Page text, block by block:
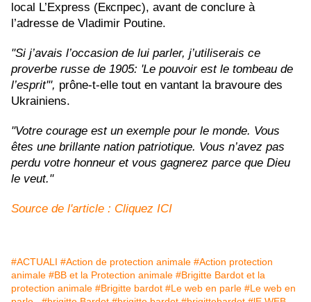
local L’Express (Експрес), avant de conclure à
l’adresse de Vladimir Poutine.
"Si j’avais l’occasion de lui parler, j’utiliserais ce
proverbe russe de 1905: 'Le pouvoir est le tombeau de
l’esprit'", prône-t-elle tout en vantant la bravoure des
Ukrainiens.
"Votre courage est un exemple pour le monde. Vous
êtes une brillante nation patriotique. Vous n’avez pas
perdu votre honneur et vous gagnerez parce que Dieu
le veut."
Source de l'article : Cliquez ICI
#ACTUALI #Action de protection animale #Action protection
animale #BB et la Protection animale #Brigitte Bardot et la
protection animale #Brigitte bardot #Le web en parle #Le web en